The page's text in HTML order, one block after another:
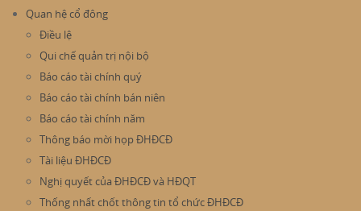
Quan hệ cổ đông
Điều lệ
Qui chế quản trị nội bộ
Báo cáo tài chính quý
Báo cáo tài chính bán niên
Báo cáo tài chính năm
Thông báo mời họp ĐHĐCĐ
Tài liệu ĐHĐCĐ
Nghị quyết của ĐHĐCĐ và HĐQT
Thống nhất chốt thông tin tổ chức ĐHĐCĐ